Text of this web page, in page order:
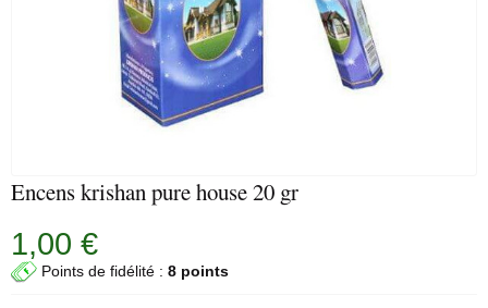
Encens krishan pure house 20 gr
1,00 €
Points de fidélité : 8 points